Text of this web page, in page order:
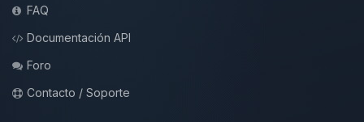
FAQ
Documentación API
Foro
Contacto / Soporte